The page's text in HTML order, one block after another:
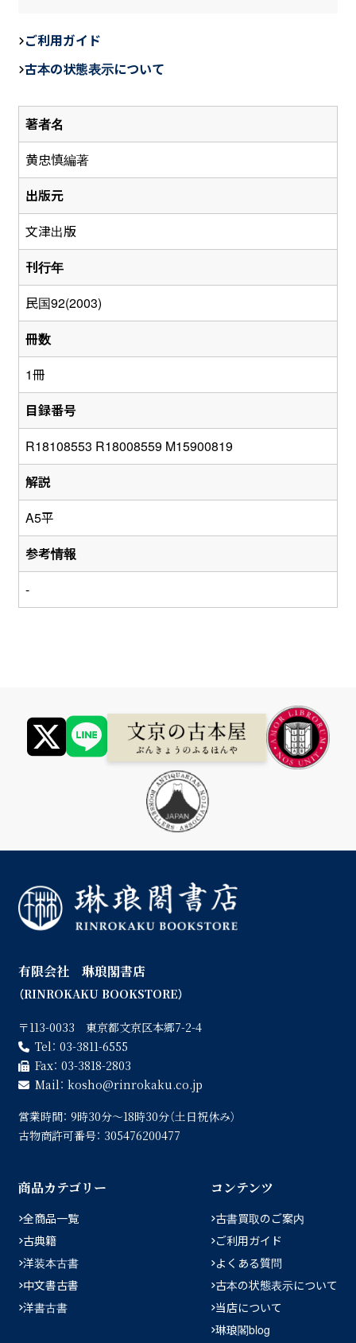
著者名
黄忠慎編著
出版元
文津出版
刊行年
民国92(2003)
冊数
1冊
目録番号
R18108553 R18008559 M15900819
解説
A5平
参考情報
-
e
b
o
o
ご利用ガイド
古本の状態表示について
有限会社 琳琅閣書店
（RINROKAKU BOOKSTORE）
〒113-0033 東京都文京区本郷7-2-4
Tel： 03-3811-6555
Fax： 03-3818-2803
Mail： kosho
rinrokaku.co.jp
営業時間： 9時30分〜18時30分（土日祝休み）
古物商許可番号： 305476200477
商品カテゴリー
全商品一覧
古典籍
洋装本古書
中文書古書
洋書古書
コンテンツ
古書買取のご案内
ご利用ガイド
よくある質問
古本の状態表示について
当店について
琳琅閣blog